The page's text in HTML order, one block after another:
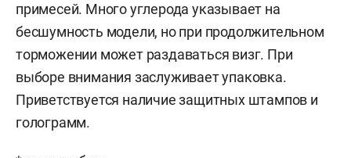
примесей. Много углерода указывает на
бесшумность модели, но при продолжительном
торможении может раздаваться визг. При
выборе внимания заслуживает упаковка.
Приветствуется наличие защитных штампов и
голограмм.